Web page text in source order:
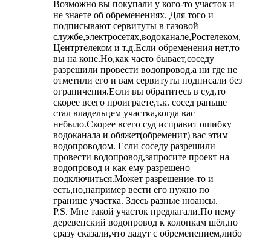
Возможно вы покупали у кого-то участок и
не знаете об обременениях. Для того и
подписывают сервитуты в газовой
службе,электросетях,водоканале,Ростелеком,
Центртелеком и т.д.Если обременения нет,то
вы на коне.Но,как часто бывает,соседу
разрешили провести водопровод,а ни где не
отметили его и вам сервитуты подписали без
ограничения.Если вы обратитесь в суд,то
скорее всего проиграете,т.к. сосед раньше
стал владельцем участка,когда вас
небыло.Скорее всего суд исправит ошибку
водоканала и обяжет(обременит) вас этим
водопроводом. Если соседу разрешили
провести водопровод,запросите проект на
водопровод и как ему разрешено
подключиться.Может разрешение-то и
есть,но,например вести его нужно по
границе участка. Здесь разные нюансы.
P.S. Мне такой участок предлагали.По нему
деревенский водопровод к колонкам шёл,но
сразу сказали,что дадут с обременением,либо